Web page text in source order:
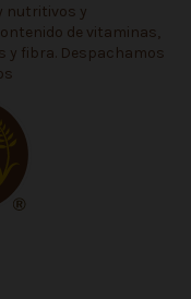
nutritivos y
de vitaminas,
y fibra. Despachamos